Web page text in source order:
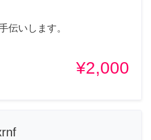
伝いします。
¥2,000